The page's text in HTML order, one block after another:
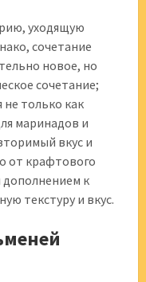
уходящую
сочетание
новое, но
сочетание;
не только как
маринадов и
вкус и
от крафтового
к
текстуру и вкус.